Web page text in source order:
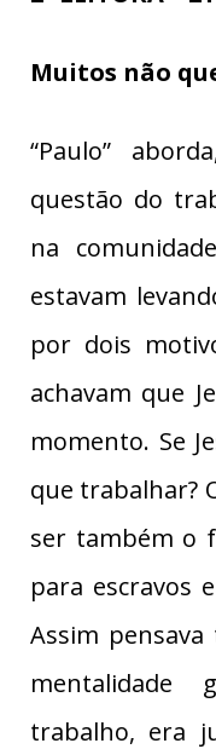
Muitos não
“Paulo”
questão do
na
estavam
por dois
achavam que
momento. Se
que trabalhar?
ser também o
para escravos
Assim pensava
mentalidade
trabalho, era